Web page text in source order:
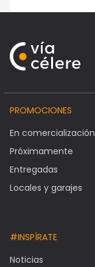
PROMOCIONES
En comercialización
Próximamente
Entregadas
Locales y garajes
#INSPÍRATE
Noticias